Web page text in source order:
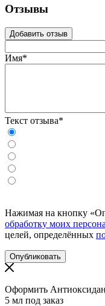
Отзывы
Добавить отзыв
Имя*
Текст отзыва*
Нажимая на кнопку
обработку моих
целей, определённых
Оформить
5 мл под заказ